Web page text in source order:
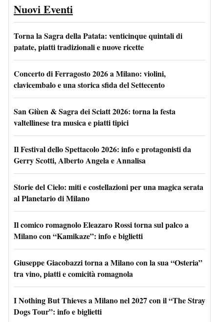
Nuovi Eventi
Torna la Sagra della Patata: venticinque quintali di
patate, piatti tradizionali e nuove ricette
Concerto di Ferragosto 2026 a Milano: violini,
clavicembalo e una storica sfida del Settecento
San Giùen & Sagra dei Sciatt 2026: torna la festa
valtellinese tra musica e piatti tipici
Il Festival dello Spettacolo 2026: info e protagonisti da
Gerry Scotti, Alberto Angela e Annalisa
Storie del Cielo: miti e costellazioni per una magica serata
al Planetario di Milano
Il comico romagnolo Eleazaro Rossi torna sul palco a
Milano con “Kamikaze”: info e biglietti
Giuseppe Giacobazzi torna a Milano con la sua “Osteria”
tra vino, piatti e comicità romagnola
I Nothing But Thieves a Milano nel 2027 con il “The Stray
Dogs Tour”: info e biglietti